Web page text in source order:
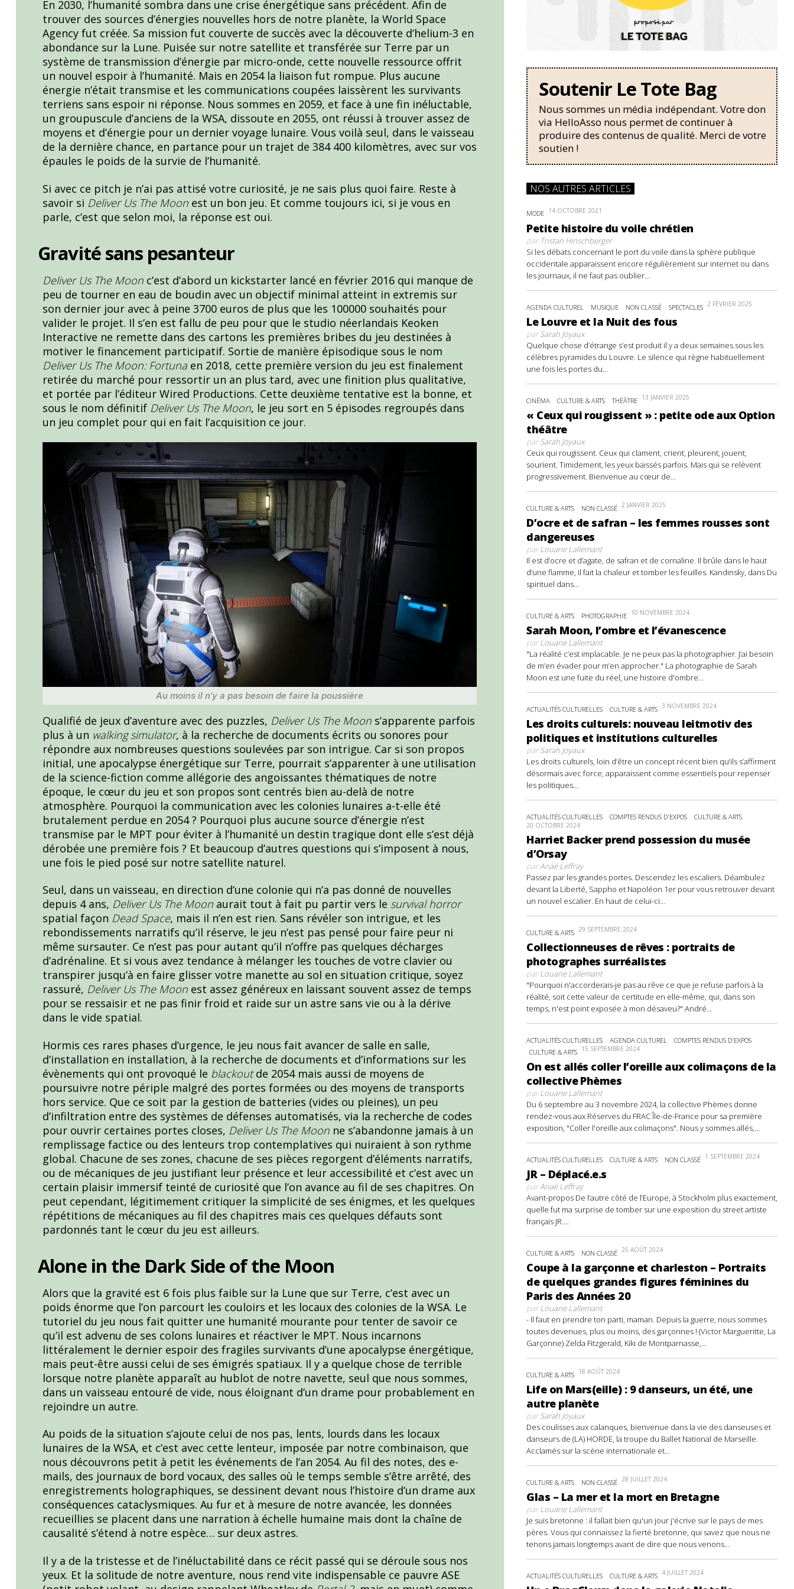
e
b
o
o
k
e
sk
y
En 2030, l’humanité sombra dans une crise énergétique sans précédent. Afin de
trouver des sources d’énergies nouvelles hors de notre planète, la World Space
Agency fut créée. Sa mission fut couverte de succès avec la découverte d’helium-3 en
abondance sur la Lune. Puisée sur notre satellite et transférée sur Terre par un
système de transmission d’énergie par micro-onde, cette nouvelle ressource offrit
un nouvel espoir à l’humanité. Mais en 2054 la liaison fut rompue. Plus aucune
énergie n’était transmise et les communications coupées laissèrent les survivants
terriens sans espoir ni réponse. Nous sommes en 2059, et face à une fin inéluctable,
un groupuscule d’anciens de la WSA, dissoute en 2055, ont réussi à trouver assez de
moyens et d’énergie pour un dernier voyage lunaire. Vous voilà seul, dans le vaisseau
de la dernière chance, en partance pour un trajet de 384 400 kilomètres, avec sur vos
épaules le poids de la survie de l’humanité.
Si avec ce pitch je n’ai pas attisé votre curiosité, je ne sais plus quoi faire. Reste à
savoir si Deliver Us The Moonest un bon jeu. Et comme toujours ici, si je vous en
parle, c’est que selon moi, la réponse est oui.
Gravité sans pesanteur
Deliver Us The Moonc’est d’abord un kickstarter lancé en février 2016 qui manque de
peu de tourner en eau de boudin avec un objectif minimal atteint in extremis sur
son dernier jour avec à peine 3700 euros de plus que les 100000 souhaités pour
valider le projet. Il s’en est fallu de peu pour que le studio néerlandais Keoken
Interactive ne remette dans des cartons les premières bribes du jeu destinées à
motiver le financement participatif. Sortie de manière épisodique sous le nom
Deliver Us The Moon: Fortunaen 2018, cette première version du jeu est finalement
retirée du marché pour ressortir un an plus tard, avec une finition plus qualitative,
et portée par l’éditeur Wired Productions. Cette deuxième tentative est la bonne, et
sous le nom définitif Deliver Us The Moon, le jeu sort en 5 épisodes regroupés dans
un jeu complet pour qui en fait l’acquisition ce jour.
Au moins il n’y a pas besoin de faire la poussière
Qualifié de jeux d’aventure avec des puzzles, Deliver Us The Moons’apparente parfois
plus à un walking simulator, à la recherche de documents écrits ou sonores pour
répondre aux nombreuses questions soulevées par son intrigue. Car si son propos
initial, une apocalypse énergétique sur Terre, pourrait s’apparenter à une utilisation
de la science-fiction comme allégorie des angoissantes thématiques de notre
époque, le cœur du jeu et son propos sont centrés bien au-delà de notre
atmosphère. Pourquoi la communication avec les colonies lunaires a-t-elle été
brutalement perdue en 2054 ? Pourquoi plus aucune source d’énergie n’est
transmise par le MPT pour éviter à l’humanité un destin tragique dont elle s’est déjà
dérobée une première fois ? Et beaucoup d’autres questions qui s’imposent à nous,
une fois le pied posé sur notre satellite naturel.
Seul, dans un vaisseau, en direction d’une colonie qui n’a pas donné de nouvelles
depuis 4 ans, Deliver Us The Moonaurait tout à fait pu partir vers le survival horror
spatial façon Dead Space, mais il n’en est rien. Sans révéler son intrigue, et les
rebondissements narratifs qu’il réserve, le jeu n’est pas pensé pour faire peur ni
même sursauter. Ce n’est pas pour autant qu’il n’offre pas quelques décharges
d’adrénaline. Et si vous avez tendance à mélanger les touches de votre clavier ou
transpirer jusqu’à en faire glisser votre manette au sol en situation critique, soyez
rassuré, Deliver Us The Moonest assez généreux en laissant souvent assez de temps
pour se ressaisir et ne pas finir froid et raide sur un astre sans vie ou à la dérive
dans le vide spatial.
Hormis ces rares phases d’urgence, le jeu nous fait avancer de salle en salle,
d’installation en installation, à la recherche de documents et d’informations sur les
évènements qui ont provoqué le blackoutde 2054 mais aussi de moyens de
poursuivre notre périple malgré des portes formées ou des moyens de transports
hors service. Que ce soit par la gestion de batteries (vides ou pleines), un peu
d’infiltration entre des systèmes de défenses automatisés, via la recherche de codes
pour ouvrir certaines portes closes, Deliver Us The Moonne s’abandonne jamais à un
remplissage factice ou des lenteurs trop contemplatives qui nuiraient à son rythme
global. Chacune de ses zones, chacune de ses pièces regorgent d’éléments narratifs,
ou de mécaniques de jeu justifiant leur présence et leur accessibilité et c’est avec un
certain plaisir immersif teinté de curiosité que l’on avance au fil de ses chapitres. On
peut cependant, légitimement critiquer la simplicité de ses énigmes, et les quelques
répétitions de mécaniques au fil des chapitres mais ces quelques défauts sont
pardonnés tant le cœur du jeu est ailleurs.
Alone in the Dark Side of the Moon
Alors que la gravité est 6 fois plus faible sur la Lune que sur Terre, c’est avec un
poids énorme que l’on parcourt les couloirs et les locaux des colonies de la WSA. Le
tutoriel du jeu nous fait quitter une humanité mourante pour tenter de savoir ce
qu’il est advenu de ses colons lunaires et réactiver le MPT. Nous incarnons
littéralement le dernier espoir des fragiles survivants d’une apocalypse énergétique,
mais peut-être aussi celui de ses émigrés spatiaux. Il y a quelque chose de terrible
lorsque notre planète apparaît au hublot de notre navette, seul que nous sommes,
dans un vaisseau entouré de vide, nous éloignant d’un drame pour probablement en
rejoindre un autre.
Au poids de la situation s’ajoute celui de nos pas, lents, lourds dans les locaux
lunaires de la WSA, et c’est avec cette lenteur, imposée par notre combinaison, que
nous découvrons petit à petit les événements de l’an 2054. Au fil des notes, des e-
mails, des journaux de bord vocaux, des salles où le temps semble s’être arrêté, des
enregistrements holographiques, se dessinent devant nous l’histoire d’un drame aux
conséquences cataclysmiques. Au fur et à mesure de notre avancée, les données
recueillies se placent dans une narration à échelle humaine mais dont la chaîne de
causalité s’étend à notre espèce… sur deux astres.
Il y a de la tristesse et de l’inéluctabilité dans ce récit passé qui se déroule sous nos
yeux. Et la solitude de notre aventure, nous rend vite indispensable ce pauvre ASE
Soutenir Le Tote Bag
Nous sommes un média indépendant. Votre don
via HelloAsso nous permet de continuer à
produire des contenus de qualité. Merci de votre
soutien !
NOS AUTRES ARTICLES
MODE 14 OCTOBRE 2021
Petite histoire du voile chrétien
parTristan Hinschberger
Si les débats concernant le port du voile dans la sphère publique
occidentale apparaissent encore régulièrement sur internet ou dans
les journaux, il ne faut pas oublier...
AGENDA CULTUREL MUSIQUE NON CLASSÉ SPECTACLES 2 FÉVRIER 2025
Le Louvre et la Nuit des fous
parSarah Joyaux
Quelque chose d’étrange s’est produit il y a deux semaines sous les
célèbres pyramides du Louvre. Le silence qui règne habituellement
une fois les portes du...
CINÉMA CULTURE & ARTS THÉÂTRE 13 JANVIER 2025
« Ceux qui rougissent » : petite ode aux Option
théâtre
parSarah Joyaux
Ceux qui rougissent. Ceux qui clament, crient, pleurent, jouent,
sourient. Timidement, les yeux baissés parfois. Mais qui se relèvent
progressivement. Bienvenue au cœur de...
CULTURE & ARTS NON CLASSÉ 2 JANVIER 2025
D’ocre et de safran – les femmes rousses sont
dangereuses
parLouane Lallemant
Il est d’ocre et d’agate, de safran et de cornaline. Il brûle dans le haut
d’une flamme, il fait la chaleur et tomber les feuilles. Kandinsky, dans Du
spirituel dans...
CULTURE & ARTS PHOTOGRAPHIE 10 NOVEMBRE 2024
Sarah Moon, l’ombre et l’évanescence
parLouane Lallemant
"La réalité c’est implacable. Je ne peux pas la photographier. J’ai besoin
de m’en évader pour m’en approcher." La photographie de Sarah
Moon est une fuite du réel, une histoire d'ombre...
ACTUALITÉS CULTURELLES CULTURE & ARTS 3 NOVEMBRE 2024
Les droits culturels: nouveau leitmotiv des
politiques et institutions culturelles
parSarah Joyaux
Les droits culturels, loin d’être un concept récent bien qu’ils s’affirment
désormais avec force, apparaissent comme essentiels pour repenser
les politiques...
ACTUALITÉS CULTURELLES COMPTES RENDUS D'EXPOS CULTURE & ARTS
20 OCTOBRE 2024
Harriet Backer prend possession du musée
d’Orsay
parAnaë Leffray
Passez par les grandes portes. Descendez les escaliers. Déambulez
devant la Liberté, Sappho et Napoléon 1er pour vous retrouver devant
un nouvel escalier. En haut de celui-ci...
CULTURE & ARTS 29 SEPTEMBRE 2024
Collectionneuses de rêves : portraits de
photographes surréalistes
parLouane Lallemant
"Pourquoi n'accorderais-je pas au rêve ce que je refuse parfois à la
réalité, soit cette valeur de certitude en elle-même, qui, dans son
temps, n'est point exposée à mon désaveu?" André...
ACTUALITÉS CULTURELLES AGENDA CULTUREL
COMPTES RENDUS D'EXPOS
CULTURE & ARTS 15 SEPTEMBRE 2024
On est allés coller l’oreille aux colimaçons de la
collective Phèmes
parLouane Lallemant
Du 6 septembre au 3 novembre 2024, la collective Phèmes donne
rendez-vous aux Réserves du FRAC Île-de-France pour sa première
exposition, "Coller l'oreille aux colimaçons". Nous y sommes allés,...
ACTUALITÉS CULTURELLES CULTURE & ARTS NON CLASSÉ 1 SEPTEMBRE 2024
JR – Déplacé.e.s
parAnaë Leffray
Avant-propos De l’autre côté de l’Europe, à Stockholm plus exactement,
quelle fut ma surprise de tomber sur une exposition du street artiste
français JR....
CULTURE & ARTS NON CLASSÉ 25 AOÛT 2024
Coupe à la garçonne et charleston – Portraits
de quelques grandes figures féminines du
Paris des Années 20
parLouane Lallemant
- Il faut en prendre ton parti, maman. Depuis la guerre, nous sommes
toutes devenues, plus ou moins, des garçonnes ! (Victor Margueritte, La
Garçonne) Zelda Fitzgerald, Kiki de Montparnasse,...
CULTURE & ARTS 18 AOÛT 2024
Life on Mars(eille) : 9 danseurs, un été, une
autre planète
parSarah Joyaux
Des coulisses aux calanques, bienvenue dans la vie des danseuses et
danseurs de (LA) HORDE, la troupe du Ballet National de Marseille.
Acclamés sur la scène internationale et...
CULTURE & ARTS NON CLASSÉ 28 JUILLET 2024
Glas – La mer et la mort en Bretagne
parLouane Lallemant
Je suis bretonne : il fallait bien qu'un jour j'écrive sur le pays de mes
pères. Vous qui connaissez la fierté bretonne, qui savez que nous ne
tenons jamais longtemps avant de dire que nous venons...
ACTUALITÉS CULTURELLES CULTURE & ARTS 4 JUILLET 2024